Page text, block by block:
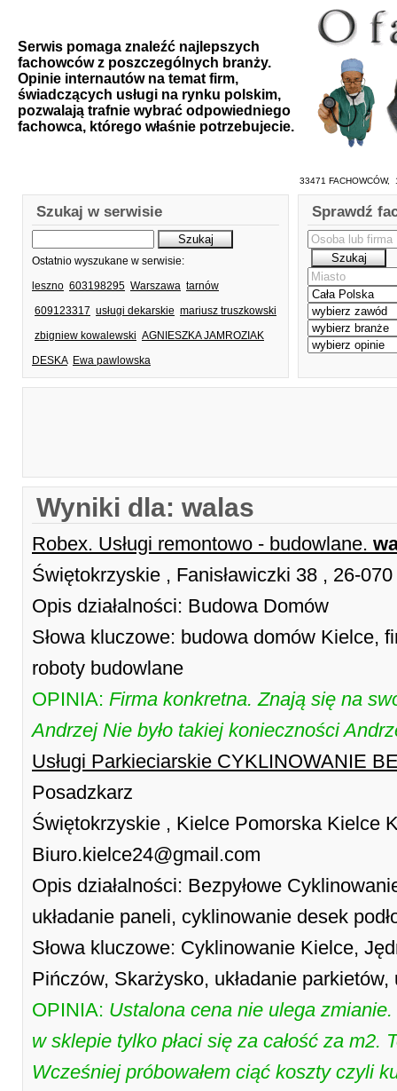
Serwis pomaga znaleźć najlepszych
fachowców z poszczególnych branży.
Opinie internautów na temat firm,
świadczących usługi na rynku polskim,
pozwalają trafnie wybrać odpowiedniego
fachowca, którego właśnie potrzebujecie.
33471
Szukaj w serwisie
Ostatnio wyszukane w serwisie:
leszno 603198295 Warszawa tarnów
609123317 usługi dekarskie mariusz truszkowski
zbigniew kowalewski AGNIESZKA JAMROZIAK
DESKA Ewa pawlowska
Sprawdź
Wyniki dla: walas
Robex. Usługi remontowo - budowlane.
Świętokrzyskie , Fanisławiczki 38 , 26-
Opis działalności: Budowa Domów
Słowa kluczowe: budowa domów Kielce,
roboty budowlane
OPINIA: Firma konkretna. Znają się na
Andrzej Nie było takiej konieczności
Usługi Parkieciarskie CYKLINOWANIE
Posadzkarz
Świętokrzyskie , Kielce Pomorska Kielce
Biuro.kielce24@gmail.com
Opis działalności: Bezpyłowe
układanie paneli, cyklinowanie desek
Słowa kluczowe: Cyklinowanie Kielce,
Pińczów, Skarżysko, układanie parkietów,
OPINIA: Ustalona cena nie ulega
w sklepie tylko płaci się za całość za m2.
Wcześniej próbowałem ciąć koszty czyli